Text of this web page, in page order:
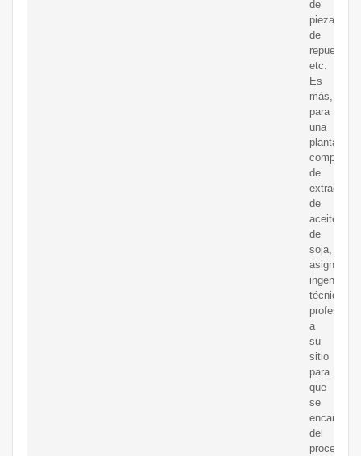
de
piezas
de
repuesto,
etc.
Es
más,
para
una
planta
completa
de
extracción
de
aceite
de
soja,
ingenieros
técnicos
a
su
sitio
para
que
se
encarguen
del
proceso